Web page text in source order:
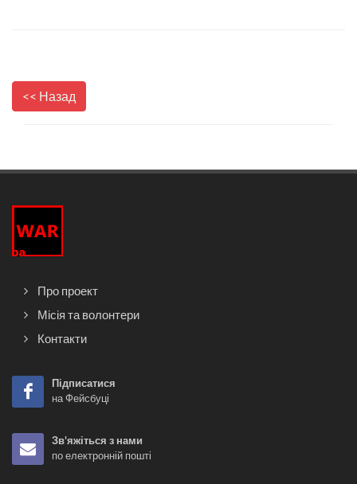
<< Назад
Про проект
Місія та волонтери
Контакти
Підписатися
на Фейсбуці
Зв'яжіться з нами
по електронній пошті